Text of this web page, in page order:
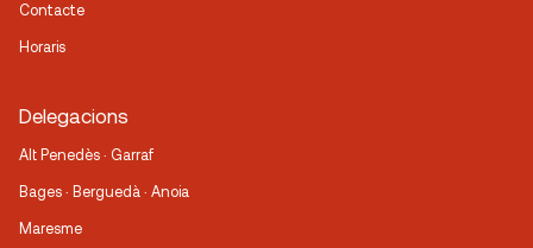
Contacte
Horaris
Delegacions
Alt Penedès · Garraf
Bages · Berguedà · Anoia
Maresme